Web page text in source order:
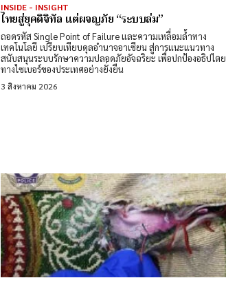
INSIDE - INSIGHT
ไทยสู่ยุคดิจิทัล แต่ผจญภัย “ระบบล่ม”
ถอดรหัส Single Point of Failure และความเหลื่อมล้ำทาง
เทคโนโลยี เปรียบเทียบดุลอำนาจอาเซียน สู่การแนะแนวทาง
สนับสนุนระบบรักษาความปลอดภัยอัจฉริยะ เพื่อปกป้องอธิปไตย
ทางไซเบอร์ของประเทศอย่างยั่งยืน
3 สิงหาคม 2026